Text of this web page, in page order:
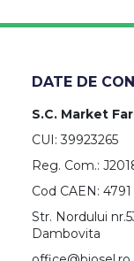
DATE DE
S.C. Market
CUI: 39923265
Reg. Com.:
Cod CAEN: 4791
Str. Nordului
Dambovita